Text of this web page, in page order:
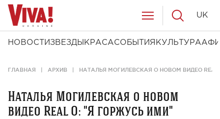
НОВОСТИ ЗВЕЗДЫ КРАСАСОБЫТИЯ КУЛЬТУРА
UK
ГЛАВНАЯ АРХИВ НАТАЛЬЯ МОГИЛЕВСКАЯ О НОВОМ ВИДЕО
Наталья Могилевская о новом
видео Real O: "Я горжусь ими"